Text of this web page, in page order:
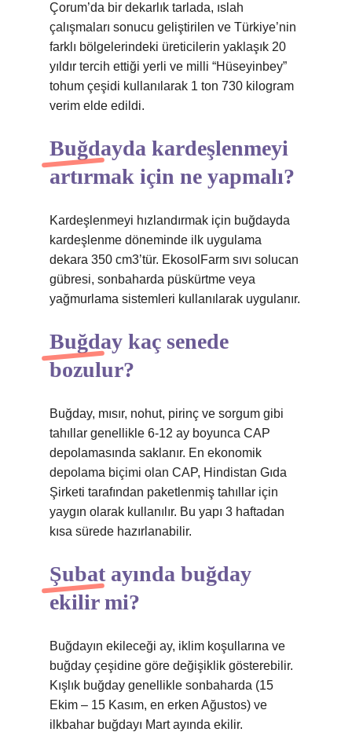
Çorum’da bir dekarlık tarlada, ıslah
çalışmaları sonucu geliştirilen ve Türkiye’nin
farklı bölgelerindeki üreticilerin yaklaşık 20
yıldır tercih ettiği yerli ve milli “Hüseyinbey”
tohum çeşidi kullanılarak 1 ton 730 kilogram
verim elde edildi.
Buğdayda kardeşlenmeyi
artırmak için ne yapmalı?
Kardeşlenmeyi hızlandırmak için buğdayda
kardeşlenme döneminde ilk uygulama
dekara 350 cm3’tür. EkosolFarm sıvı solucan
gübresi, sonbaharda püskürtme veya
yağmurlama sistemleri kullanılarak uygulanır.
Buğday kaç senede
bozulur?
Buğday, mısır, nohut, pirinç ve sorgum gibi
tahıllar genellikle 6-12 ay boyunca CAP
depolamasında saklanır. En ekonomik
depolama biçimi olan CAP, Hindistan Gıda
Şirketi tarafından paketlenmiş tahıllar için
yaygın olarak kullanılır. Bu yapı 3 haftadan
kısa sürede hazırlanabilir.
Şubat ayında buğday
ekilir mi?
Buğdayın ekileceği ay, iklim koşullarına ve
buğday çeşidine göre değişiklik gösterebilir.
Kışlık buğday genellikle sonbaharda (15
Ekim – 15 Kasım, en erken Ağustos) ve
ilkbahar buğdayı Mart ayında ekilir.